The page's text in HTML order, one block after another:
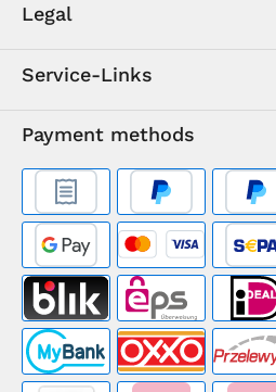
Legal
Service-Links
Payment methods